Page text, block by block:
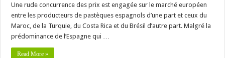
Une rude concurrence des prix est engagée sur le marché européen
entre les producteurs de pastèques espagnols d’une part et ceux du
Maroc, de la Turquie, du Costa Rica et du Brésil d’autre part. Malgré la
prédominance de l’Espagne qui …
Read More »